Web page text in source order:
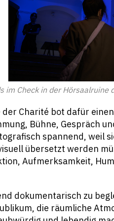
im Check in der Hörsaalruine
Charité bot dafür
Bühne, Gespräch
spannend, weil
übersetzt werden
Aufmerksamkeit,
dokumentarisch zu
die räumliche